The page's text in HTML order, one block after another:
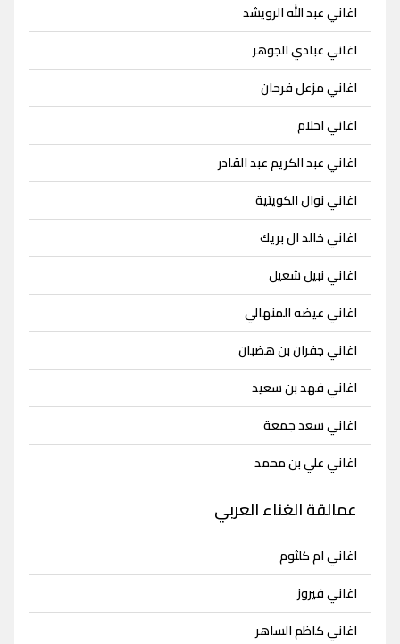
اغاني عبد الله الرويشد
اغاني عبادي الجوهر
اغاني مزعل فرحان
اغاني احلام
اغاني عبد الكريم عبد القادر
اغاني نوال الكويتية
اغاني خالد ال بريك
اغاني نبيل شعيل
اغاني عيضه المنهالي
اغاني جفران بن هضبان
اغاني فهد بن سعيد
اغاني سعد جمعة
اغاني علي بن محمد
عمالقة الغناء العربي
اغاني ام كلثوم
اغاني فيروز
اغاني كاظم الساهر